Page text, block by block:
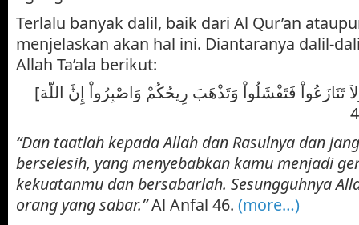
Terlalu banyak dalil, baik dari Al Qur’an
menjelaskan akan hal ini. Diantaranya dalil-
Allah Ta’ala berikut:
[وَأَطِيعُواْ اللّهَ وَرَسُولَهُ وَلاَ تَنَازَعُواْ فَتَفْشَلُواْ وَتَذْهَبَ رِيحُكُمْ وَاصْبِرُواْ إِنَّ اللّهَ
“Dan taatlah kepada Allah dan Rasulnya dan
berselesih, yang menyebabkan kamu menjadi
kekuatanmu dan bersabarlah. Sesungguhnya
orang yang sabar.”Al Anfal 46. (more…)